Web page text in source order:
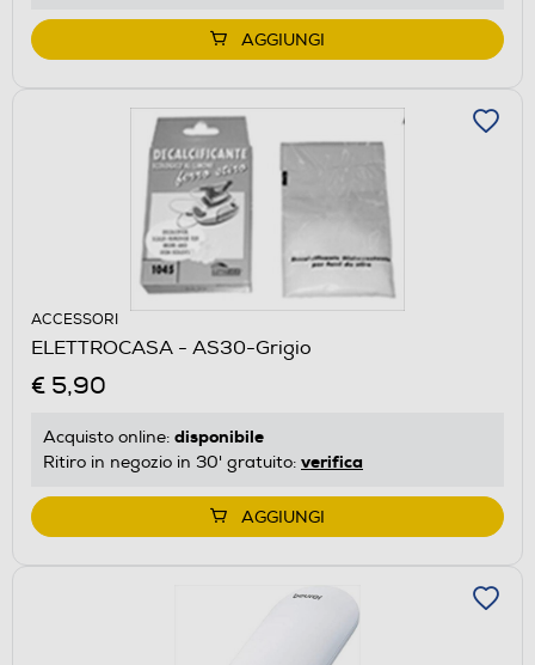
AGGIUNGI
ACCESSORI
ELETTROCASA - AS30-Grigio
€ 5,90
Acquisto online: disponibile
Ritiro in negozio in 30' gratuito: verifica
AGGIUNGI